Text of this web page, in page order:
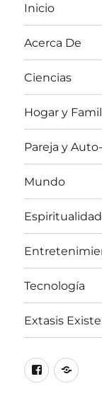
Inicio
Acerca De
Ciencias
Hogar y
Pareja y
Mundo
Tecnología
Extasis
Facebook
X